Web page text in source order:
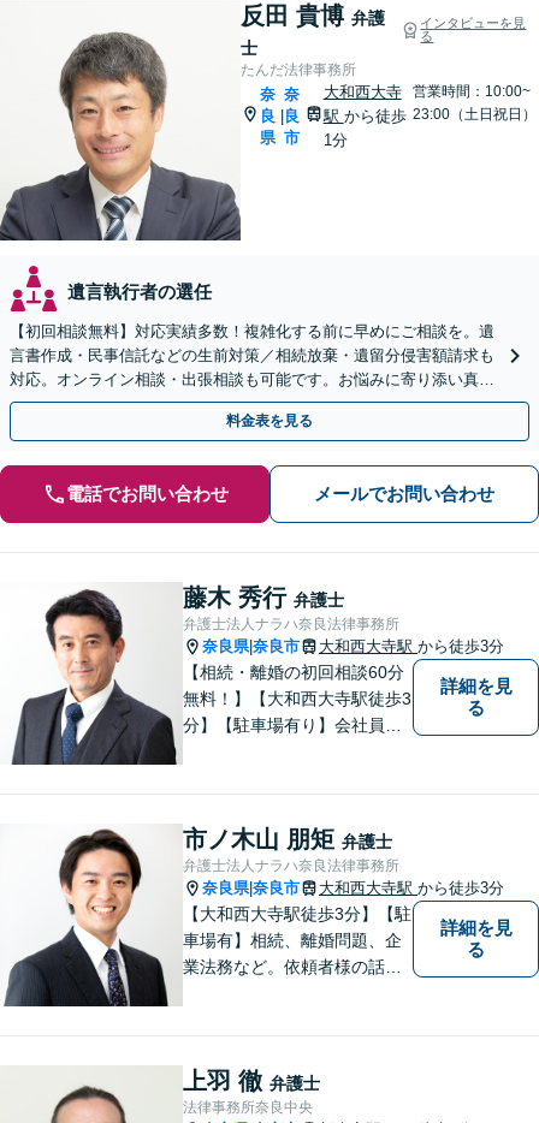
反田 貴博 弁護
士
インタビューを見
る
たんだ法律事務所
奈
良
県
奈
良
市
大和西大寺
駅 から徒歩
1分
営業時間：10:00~
23:00（土日祝日）
遺言執行者の選任
【初回相談無料】対応実績多数！複雑化する前に早めにご相談を。遺
言書作成・民事信託などの生前対策／相続放棄・遺留分侵害額請求も
対応。オンライン相談・出張相談も可能です。お悩みに寄り添い真摯
に対応します【休日・夜間対応可】【大和西大寺駅1分】
料金表を見る
電話でお問い合わせ メールでお問い合わせ
藤木 秀行 弁護士
弁護士法人ナラハ奈良法律事務所
奈良県|奈良市 大和西大寺駅 から徒歩3分
【相続・離婚の初回相談60分
無料！】【大和西大寺駅徒歩3
分】【駐車場有り】会社員を
ましたら、どうぞお気軽にご
相談ください。【お子様連れ
相談可】
詳細を見
る
市ノ木山 朋矩 弁護士
弁護士法人ナラハ奈良法律事務所
奈良県|奈良市 大和西大寺駅 から徒歩3分
【大和西大寺駅徒歩3分】【駐
車場有】相続、離婚問題、企
業法務など。依頼者様の話を
と聞いても良いのかな」など
と思わず、ぜひ一度ご相談く
詳細を見
る
上羽 徹 弁護士
法律事務所奈良中央